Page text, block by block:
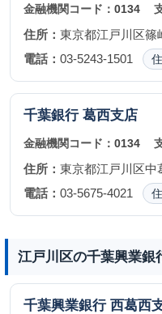
金融機関コード： 0134
住所： 東京都江戸川区篠
電話： 03-5243-1501
千葉銀行 葛西支店
金融機関コード： 0134
住所： 東京都江戸川区中
電話： 03-5675-4021
江戸川区の千葉興業銀
千葉興業銀行 西葛西